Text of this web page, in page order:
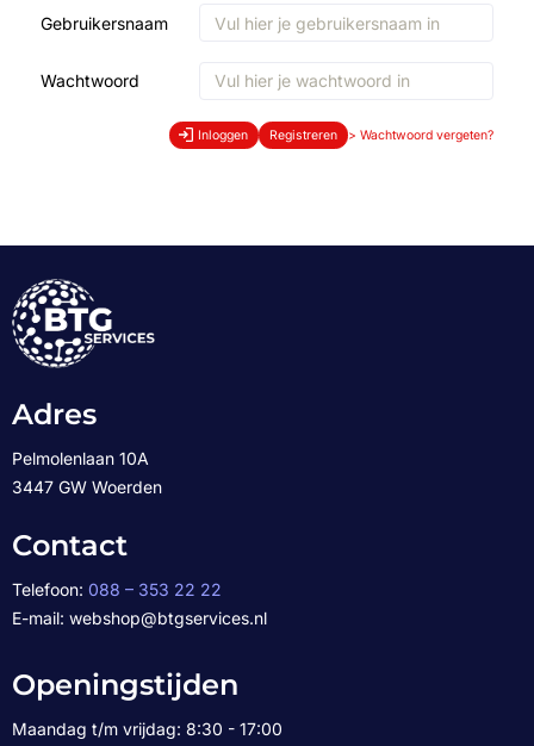
Gebruikersnaam
Wachtwoord
Inloggen Registreren > Wachtwoord vergeten?
Adres
Pelmolenlaan 10A
3447 GW Woerden
Contact
Telefoon: 088 – 353 22 22
E-mail: webshop@btgservices.nl
Openingstijden
Maandag t/m vrijdag: 8:30 - 17:00